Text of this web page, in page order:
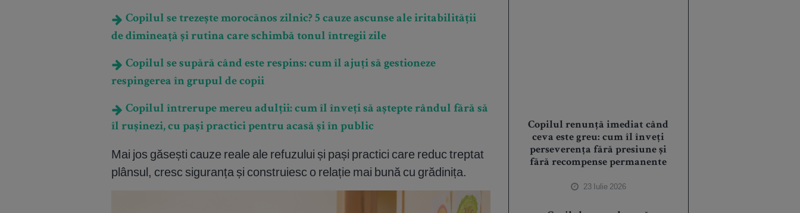
Copilul se trezește morocănos zilnic? 5 cauze ascunse ale iritabilității
de dimineață și rutina care schimbă tonul întregii zile
Copilul se supără când este respins: cum îl ajuți să gestioneze
respingerea în grupul de copii
Copilul întrerupe mereu adulții: cum îl înveți să aștepte rândul fără să
îl rușinezi, cu pași practici pentru acasă și în public
Mai jos găsești cauze reale ale refuzului și pași practici care reduc treptat
plânsul, cresc siguranța și construiesc o relație mai bună cu grădinița.
Copilul renunță imediat când
ceva este greu: cum îl înveți
perseverența fără presiune și
fără recompense permanente
23 Iulie 2026